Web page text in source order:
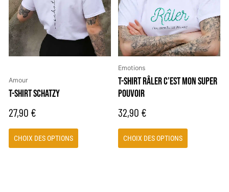
Amour
T-SHIRT SCHATZY
27,90 €
CHOIX DES OPTIONS
variations.
Les
options
peuvent
être
sur
la
du
produit
Emotions
T-SHIRT RÂLER C’EST MON SUPER
POUVOIR
32,90 €
CHOIX DES OPTIONS
variations.
options
peuvent
être
choisies
sur
la
du
produit